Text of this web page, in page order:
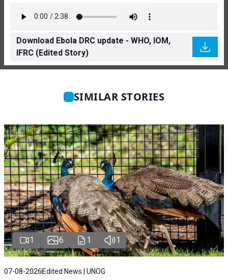
Download Ebola DRC update - WHO, IOM,
IFRC (Edited Story)
SIMILAR STORIES
1 6 1 1
07-08-2026 Edited News | UNOG